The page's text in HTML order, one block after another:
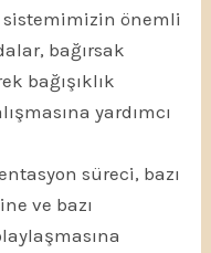
sistemimizin önemli
bağırsak
bağışıklık
yardımcı
süreci, bazı
ve bazı